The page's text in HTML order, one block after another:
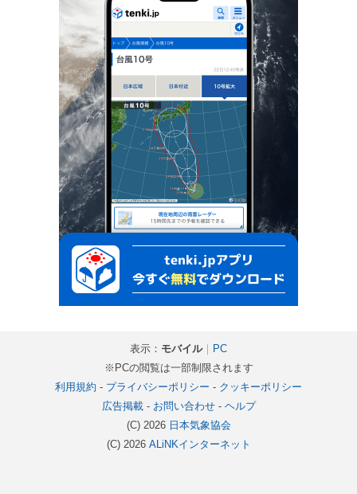
表示： モバイル｜
PC
※PCの閲覧は一部制限されます
利用規約 - プライバシーポリシー - クッキーポリシー
広告掲載- お問い合わせ- ヘルプ
(C) 2026 日本気象協会
(C) 2026 ALiNKインターネット